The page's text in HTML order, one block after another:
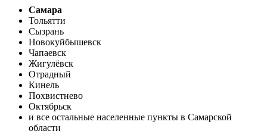
Самара
Тольятти
Сызрань
Новокуйбышевск
Чапаевск
Жигулёвск
Отрадный
Кинель
Похвистнево
Октябрьск
и все остальные населенные пункты в Самарской
области